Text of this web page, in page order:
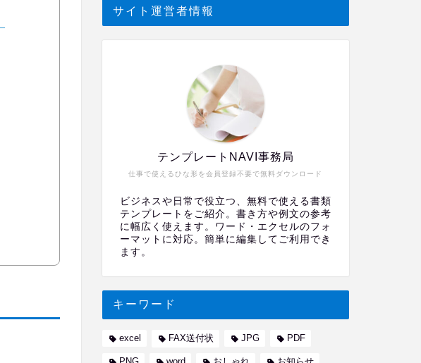
サイト運営者情報
仕事で使えるひな形を会員登録不要で無料ダウンロード
テンプレートNAVI事務局
ビジネスや日常で役立つ、無料で使える書類
テンプレートをご紹介。書き方や例文の参考
に幅広く使えます。ワード・エクセルのフォ
ーマットに対応。簡単に編集してご利用でき
ます。
キーワード
excel FAX送付状 JPG PDF